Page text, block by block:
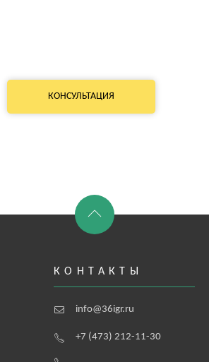
КОНСУЛЬТАЦИЯ
КОНТАКТЫ
info@36igr.ru
+7 (473) 212-11-30